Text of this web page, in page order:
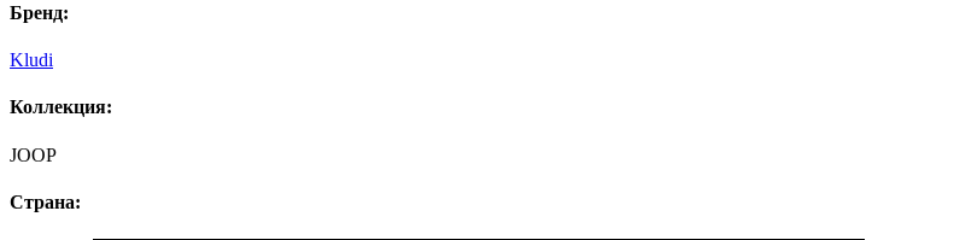
Бренд:
Kludi
Коллекция:
JOOP
Страна: